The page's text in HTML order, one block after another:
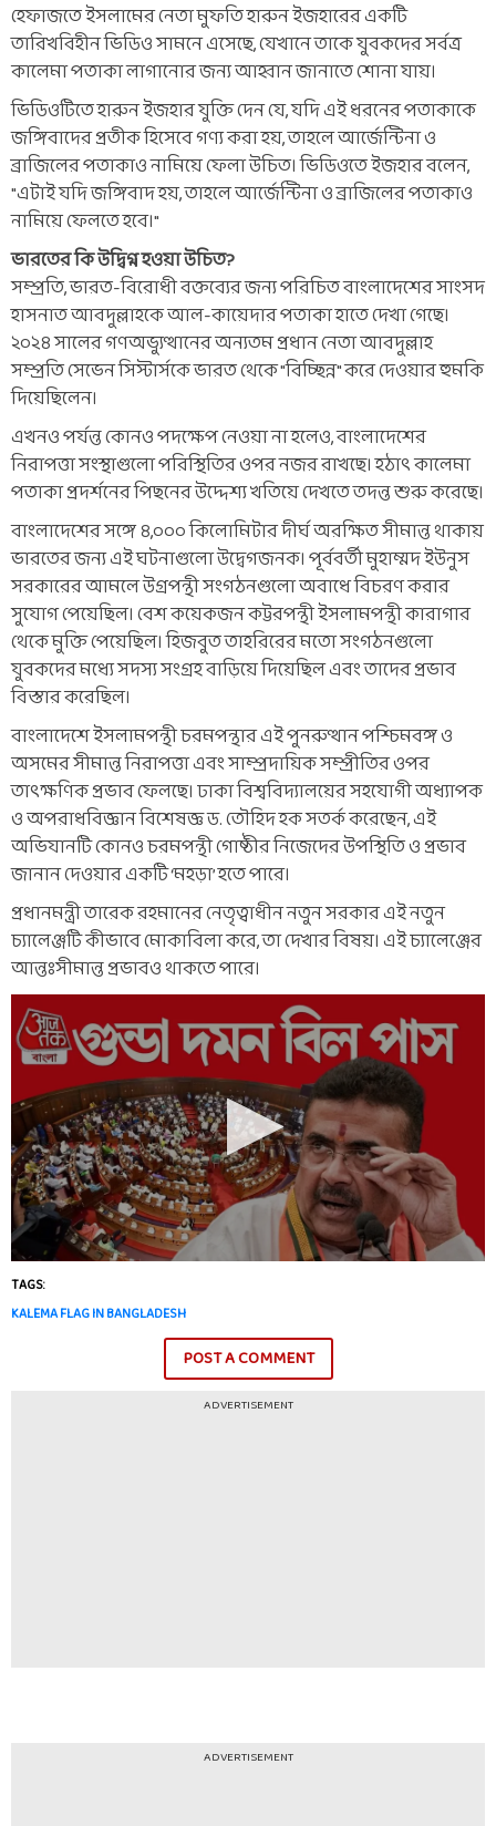
হেফাজতে ইসলামের নেতা মুফতি হারুন ইজহারের একটি
তারিখবিহীন ভিডিও সামনে এসেছে, যেখানে তাকে যুবকদের সর্বত্র
কালেমা পতাকা লাগানোর জন্য আহ্বান জানাতে শোনা যায়।
ভিডিওটিতে হারুন ইজহার যুক্তি দেন যে, যদি এই ধরনের পতাকাকে
জঙ্গিবাদের প্রতীক হিসেবে গণ্য করা হয়, তাহলে আর্জেন্টিনা ও
ব্রাজিলের পতাকাও নামিয়ে ফেলা উচিত। ভিডিওতে ইজহার বলেন,
"এটাই যদি জঙ্গিবাদ হয়, তাহলে আর্জেন্টিনা ও ব্রাজিলের পতাকাও
নামিয়ে ফেলতে হবে।"
ভারতের কি উদ্বিগ্ন হওয়া উচিত?
সম্প্রতি, ভারত-বিরোধী বক্তব্যের জন্য পরিচিত বাংলাদেশের সাংসদ
হাসনাত আবদুল্লাহকে আল-কায়েদার পতাকা হাতে দেখা গেছে।
২০২৪ সালের গণঅভ্যুত্থানের অন্যতম প্রধান নেতা আবদুল্লাহ
সম্প্রতি সেভেন সিস্টার্সকে ভারত থেকে "বিচ্ছিন্ন" করে দেওয়ার হুমকি
দিয়েছিলেন।
এখনও পর্যন্ত কোনও পদক্ষেপ নেওয়া না হলেও, বাংলাদেশের
নিরাপত্তা সংস্থাগুলো পরিস্থিতির ওপর নজর রাখছে। হঠাৎ কালেমা
পতাকা প্রদর্শনের পিছনের উদ্দেশ্য খতিয়ে দেখতে তদন্ত শুরু করেছে।
বাংলাদেশের সঙ্গে ৪,০০০ কিলোমিটার দীর্ঘ অরক্ষিত সীমান্ত থাকায়
ভারতের জন্য এই ঘটনাগুলো উদ্বেগজনক। পূর্ববর্তী মুহাম্মদ ইউনুস
সরকারের আমলে উগ্রপন্থী সংগঠনগুলো অবাধে বিচরণ করার
সুযোগ পেয়েছিল। বেশ কয়েকজন কট্টরপন্থী ইসলামপন্থী কারাগার
থেকে মুক্তি পেয়েছিল। হিজবুত তাহরিরের মতো সংগঠনগুলো
যুবকদের মধ্যে সদস্য সংগ্রহ বাড়িয়ে দিয়েছিল এবং তাদের প্রভাব
বিস্তার করেছিল।
বাংলাদেশে ইসলামপন্থী চরমপন্থার এই পুনরুত্থান পশ্চিমবঙ্গ ও
অসমের সীমান্ত নিরাপত্তা এবং সাম্প্রদায়িক সম্প্রীতির ওপর
তাৎক্ষণিক প্রভাব ফেলছে। ঢাকা বিশ্ববিদ্যালয়ের সহযোগী অধ্যাপক
ও অপরাধবিজ্ঞান বিশেষজ্ঞ ড. তৌহিদ হক সতর্ক করেছেন, এই
অভিযানটি কোনও চরমপন্থী গোষ্ঠীর নিজেদের উপস্থিতি ও প্রভাব
জানান দেওয়ার একটি ‘মহড়া’ হতে পারে।
প্রধানমন্ত্রী তারেক রহমানের নেতৃত্বাধীন নতুন সরকার এই নতুন
চ্যালেঞ্জটি কীভাবে মোকাবিলা করে, তা দেখার বিষয়। এই চ্যালেঞ্জের
আন্তঃসীমান্ত প্রভাবও থাকতে পারে।
TAGS:
KALEMA FLAG IN BANGLADESH
POST A COMMENT
ADVERTISEMENT
ADVERTISEMENT